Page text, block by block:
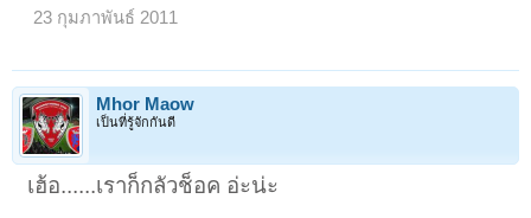
23 กุมภาพันธ์ 2011
Mhor Maow
เป็นที่รู้จักกันดี
เฮ้อ......เราก็กลัวช็อค อ่ะน่ะ